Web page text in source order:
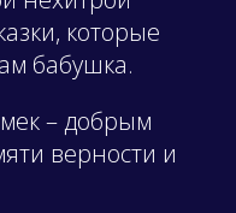
которые
бабушка.
– добрым
верности и